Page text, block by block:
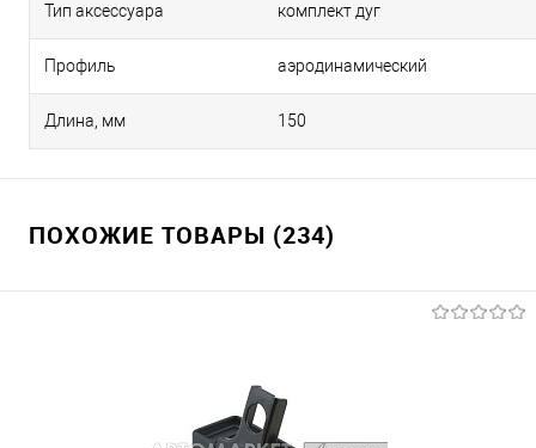
Тип аксессуара комплект дуг
Профиль аэродинамический
Длина, мм 150
ПОХОЖИЕ ТОВАРЫ (234)